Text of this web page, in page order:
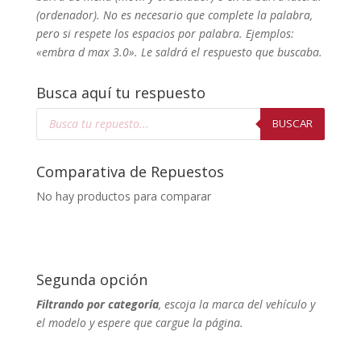
(ordenador). Noes necesario que complete la palabra,
pero si respete los espacios por palabra. Ejemplos:
«embra d max 3.0». Le saldrá el respuesto que buscaba.
Busca aquí tu respuesto
Búsqueda
BUSCAR
Comparativa de Repuestos
No hay productos para comparar
Segunda opción
Filtrando por categoría, escoja la marca del vehículo y
el modelo y espere que cargue la página.